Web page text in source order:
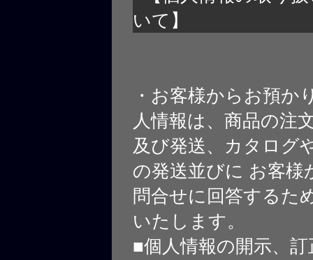
いて】
・お客様からお預か
人情報は、商品の注
及び発送、カタログ
の発送並びに お客様
問合せに回答するた
いたします。
■個人情報の開示、